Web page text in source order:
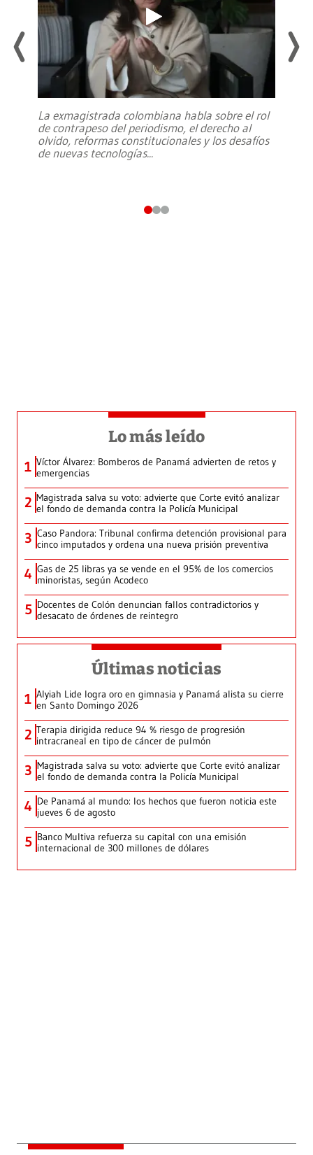
La exmagistrada colombiana habla sobre el rol
de contrapeso del periodismo, el derecho al
olvido, reformas constitucionales y los desafíos
de nuevas tecnologías...
Lo más leído
1 Víctor Álvarez: Bomberos de Panamá advierten de retos y
emergencias
2 Magistrada salva su voto: advierte que Corte evitó analizar
el fondo de demanda contra la Policía Municipal
3 Caso Pandora: Tribunal confirma detención provisional para
cinco imputados y ordena una nueva prisión preventiva
4 Gas de 25 libras ya se vende en el 95% de los comercios
minoristas, según Acodeco
5 Docentes de Colón denuncian fallos contradictorios y
desacato de órdenes de reintegro
Últimas noticias
1 Alyiah Lide logra oro en gimnasia y Panamá alista su cierre
en Santo Domingo 2026
2 Terapia dirigida reduce 94 % riesgo de progresión
intracraneal en tipo de cáncer de pulmón
3 Magistrada salva su voto: advierte que Corte evitó analizar
el fondo de demanda contra la Policía Municipal
4 De Panamá al mundo: los hechos que fueron noticia este
jueves 6 de agosto
5 Banco Multiva refuerza su capital con una emisión
internacional de 300 millones de dólares